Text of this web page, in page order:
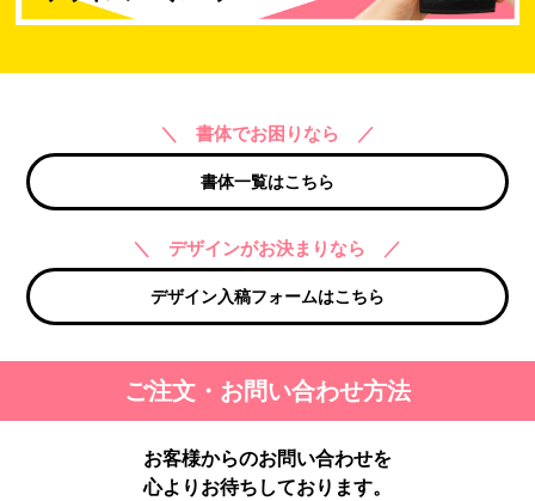
＼ 書体でお困りなら ／
書体一覧はこちら
＼ デザインがお決まりなら ／
デザイン入稿フォームはこちら
ご注文・お問い合わせ方法
お客様からのお問い合わせを
心よりお待ちしております。